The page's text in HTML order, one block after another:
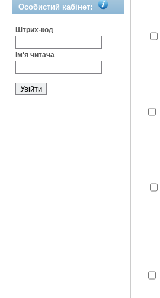
Особистий кабінет:
Штрих-код
Ім'я читача